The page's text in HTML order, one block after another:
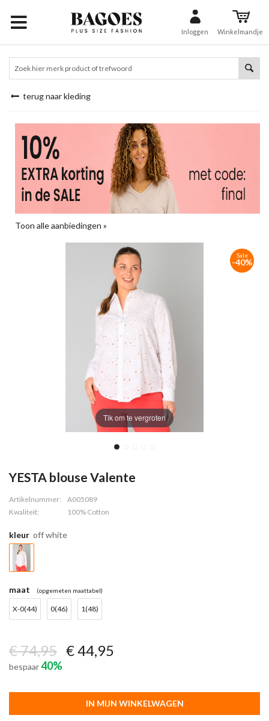
Inloggen Winkelmandje
terug naar kleding
Toon alle aanbiedingen »
Tik om te vergroten
Sale
-40%
YESTA blouse Valente
Artikelnummer:
A005089
Kwaliteit:
100% Cotton
kleur off white
maat (opgemeten maattabel)
X-0(44) 0(46) 1(48)
€ 74,95 € 44,95
bespaar40%
IN MIJN WINKELWAGEN